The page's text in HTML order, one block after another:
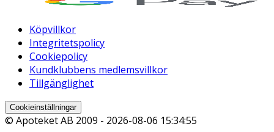
Köpvillkor
Integritetspolicy
Cookiepolicy
Kundklubbens medlemsvillkor
Tillgänglighet
Cookieinställningar
© Apoteket AB 2009 - 2026-08-06 15:34:55